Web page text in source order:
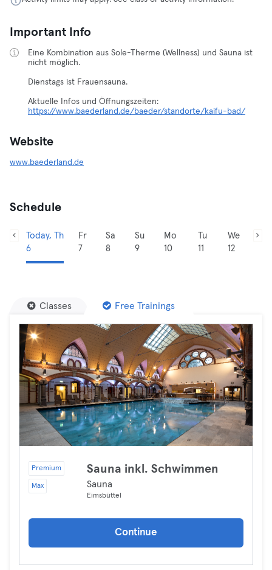
Important Info
Eine Kombination aus Sole-Therme (Wellness) und Sauna ist
nicht möglich.
Dienstags ist Frauensauna.
https://www.baederland.de/baeder/standorte/kaifu-bad/
Website
www.baederland.de
Schedule
Today, Th
6
Fr
7
Sa
8
Su
9
Mo
10
Tu
11
We
12
Classes Free Trainings
Premium
Max
Sauna inkl. Schwimmen
Sauna
Eimsbüttel
Continue